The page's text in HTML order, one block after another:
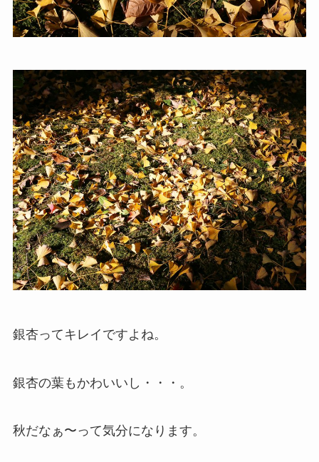
銀杏ってキレイですよね。
銀杏の葉もかわいいし・・・。
秋だなぁ〜って気分になります。